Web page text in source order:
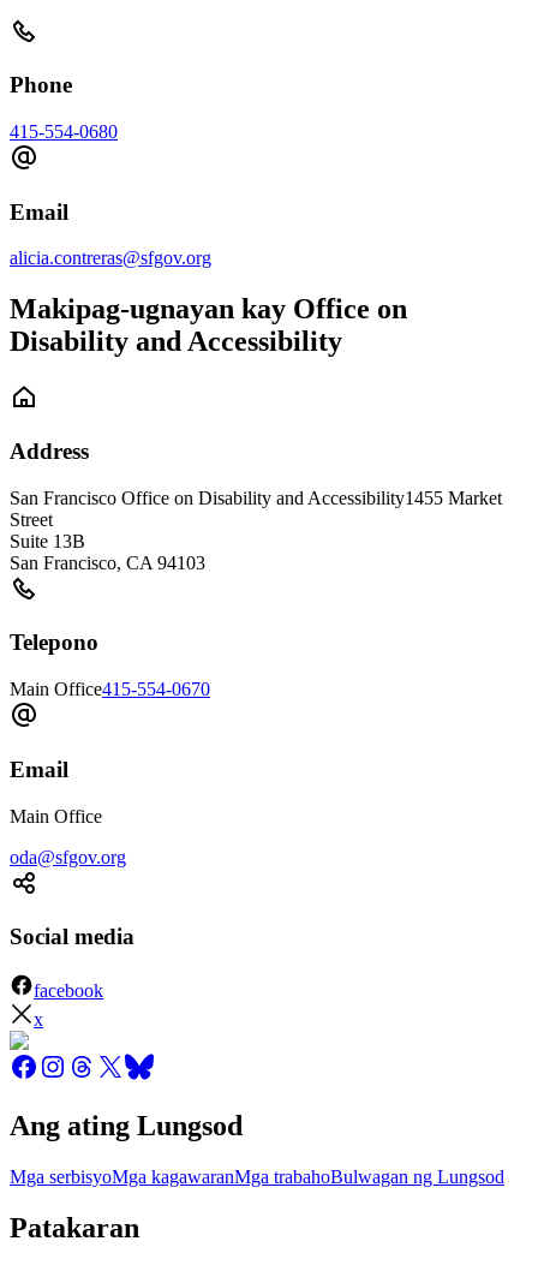
Phone
415-554-0680
Email
alicia.contreras@sfgov.org
Makipag-ugnayan kay Office on
Disability and Accessibility
Address
San Francisco Office on Disability and Accessibility1455 Market
Street
Suite 13B
San Francisco, CA 94103
Telepono
Main Office415-554-0670
Email
Main Office
oda@sfgov.org
Social media
facebook
x
Ang ating Lungsod
Mga serbisyoMga kagawaranMga trabahoBulwagan ng Lungsod
Patakaran